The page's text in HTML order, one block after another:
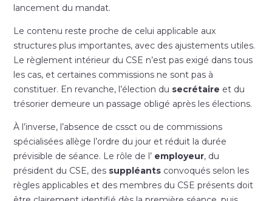
lancement du mandat.
Le contenu reste proche de celui applicable aux
structures plus importantes, avec des ajustements utiles.
Le règlement intérieur du CSE n’est pas exigé dans tous
les cas, et certaines commissions ne sont pas à
constituer. En revanche, l’élection du secrétaire et du
trésorier demeure un passage obligé après les élections.
À l’inverse, l’absence de cssct ou de commissions
spécialisées allège l’ordre du jour et réduit la durée
prévisible de séance. Le rôle de l’ employeur, du
président du CSE, des suppléants convoqués selon les
règles applicables et des membres du CSE présents doit